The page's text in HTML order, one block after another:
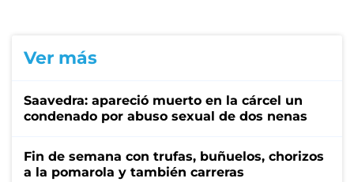
Ver más
Saavedra: apareció muerto en la cárcel un
condenado por abuso sexual de dos nenas
Fin de semana con trufas, buñuelos, chorizos
a la pomarola y también carreras